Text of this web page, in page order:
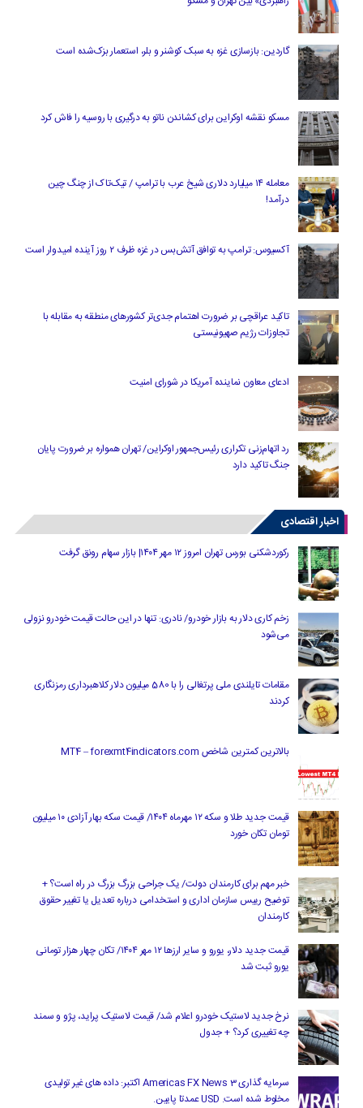
گاردین: بازسازی غزه به سبک کوشنر و بلر، استعمار بزک‌شده است
مسکو نقشه اوکراین برای کشاندن ناتو به درگیری با روسیه را فاش کرد
معامله ۱۴ میلیارد دلاری شیخ عرب با ترامپ / تیک‌تاک از چنگ چین
درآمد!
آکسیوس: ترامپ به توافق آتش‌بس در غزه ظرف ۲ روز آینده امیدوار است
تاکید عراقچی بر ضرورت اهتمام جدی‌تر کشورهای منطقه به مقابله با
تجاوزات رژیم صهیونیستی
ادعای معاون نماینده آمریکا در شورای امنیت
رد اتهام‌زنی تکراری رئیس‌جمهور اوکراین/ تهران همواره بر ضرورت پایان
جنگ تاکید دارد
اخبار اقتصادی
رکوردشکنی بورس تهران امروز ۱۲ مهر ۱۴۰۴| بازار سهام رونق گرفت
زخم کاری دلار به بازار خودرو/ نادری: تنها در این حالت قیمت خودرو نزولی
می‌شود
مقامات تایلندی ملی پرتغالی را با 580 میلیون دلار کلاهبرداری رمزنگاری
کردند
بالاترین کمترین شاخص MT4 – forexmt4indicators.com
قیمت جدید طلا و سکه ۱۲ مهرماه ۱۴۰۴/ قیمت سکه بهار آزادی ۱۰ میلیون
تومان تکان خورد
خبر مهم برای کارمندان دولت/ یک جراحی بزرگ بزرگ در راه است؟ +
توضیح رییس سازمان اداری و استخدامی درباره تعدیل یا تغییر حقوق
کارمندان
قیمت جدید دلار، یورو و سایر ارزها ۱۲ مهر ۱۴۰۴/ تکان چهار هزار تومانی
یورو ثبت شد
نرخ جدید لاستیک خودرو اعلام شد/ قیمت لاستیک پراید، پژو و سمند
چه تغییری کرد؟ + جدول
سرمایه گذاری Americas FX News 3 اکتبر: داده های غیر تولیدی
مخلوط شده است. USD عمدتا پایین.